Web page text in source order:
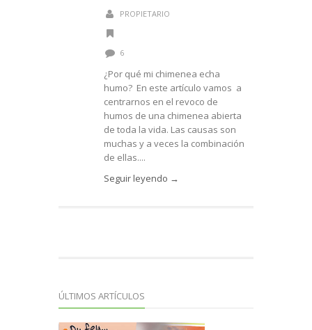
PROPIETARIO
6
¿Por qué mi chimenea echa
humo? En este artículo vamos a
centrarnos en el revoco de
humos de una chimenea abierta
de toda la vida. Las causas son
muchas y a veces la combinación
de ellas....
Seguir leyendo →
ÚLTIMOS ARTÍCULOS